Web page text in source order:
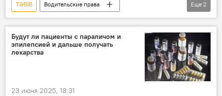
TƏBİB
Водительские права
Азербайджан
Справка Документы
Еще 2
Будут ли пациенты с параличом и
эпилепсией и дальше получать
лекарства
23 июня 2025, 18:31